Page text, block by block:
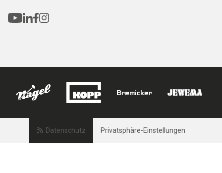
Datenschutz Privatsphäre-Einstellungen